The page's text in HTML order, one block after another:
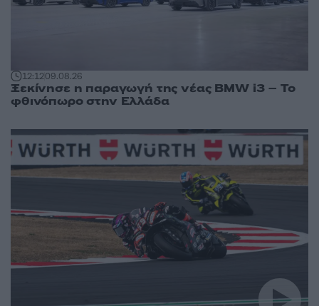
12:1209.08.26
Ξεκίνησε η παραγωγή της νέας BMW i3 – Το
φθινόπωρο στην Ελλάδα